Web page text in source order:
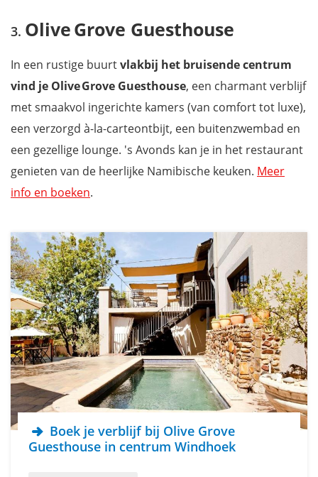
Olive Grove Guesthouse
In een rustige buurtvlakbij het bruisende centrum
vind je Olive Grove Guesthouse, een charmant verblijf
met smaakvol ingerichte kamers (van comfort tot luxe),
een verzorgd à-la-carteontbijt, een buitenzwembad en
een gezellige lounge. 's Avonds kan je in het restaurant
genieten van de heerlijke Namibische keuken. Meer
info en boeken.
Boek je verblijf bij Olive Grove
Guesthouse in centrum Windhoek